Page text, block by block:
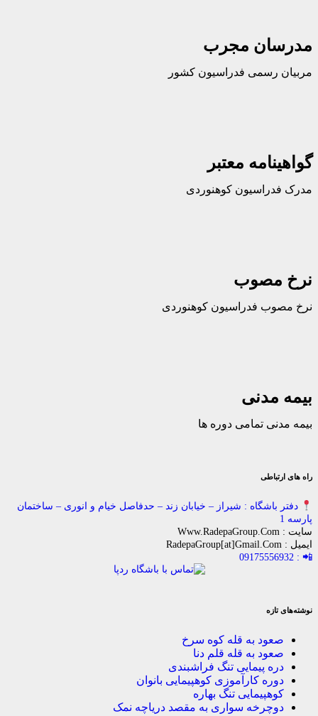
مجرب
رسمی فدراسیون کشور
معتبر
کوهنوردی
فدراسیون کوهنوردی
تمامی دوره ها
: شیراز – خیابان زند – حدفاصل خیام و انوری – ساختمان
به قله کوه سرخ
به قله قلم دنا
پیمایی تنگ فراشبندی
کارآموزی کوهپیمایی بانوان
تنگ بهاره
سواری به مقصد دریاچه نمک